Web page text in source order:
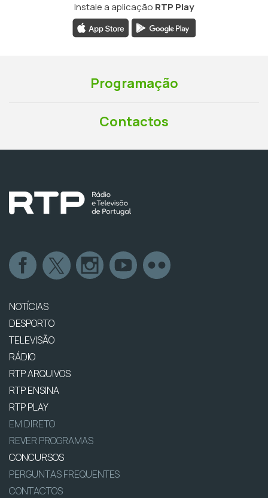
Instale a aplicação RTP Play
Programação
Contactos
NOTÍCIAS
DESPORTO
TELEVISÃO
RÁDIO
RTP ARQUIVOS
RTP ENSINA
RTP PLAY
EM DIRETO
REVER PROGRAMAS
CONCURSOS
PERGUNTAS FREQUENTES
CONTACTOS